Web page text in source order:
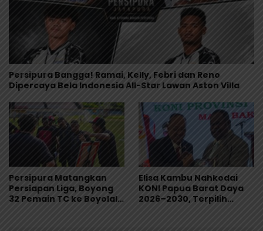
Persipura Bangga! Ramai, Kelly, Febri dan Reno
Dipercaya Bela Indonesia All-Star Lawan Aston Villa
Persipura Matangkan
Persiapan Liga, Boyong
32 Pemain TC ke Boyolali
Elisa Kambu Nahkodai
KONI Papua Barat Daya
2026–2030, Terpilih